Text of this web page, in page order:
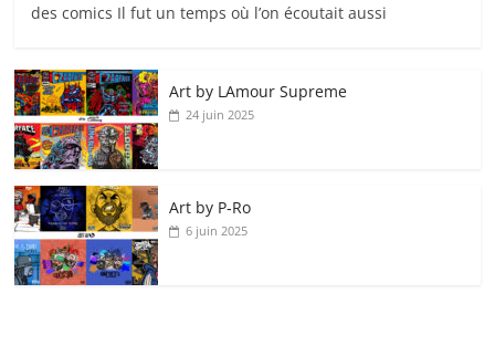
des comics Il fut un temps où l’on écoutait aussi
Art by LAmour Supreme
24 juin 2025
Art by P‑Ro
6 juin 2025